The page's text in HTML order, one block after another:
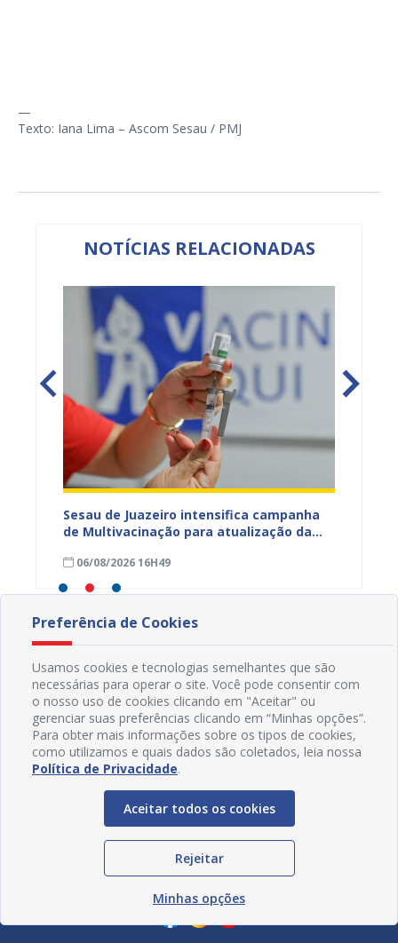
—
Texto: Iana Lima – Ascom Sesau / PMJ
NOTÍCIAS RELACIONADAS
Sesau de Juazeiro intensifica campanha
de Multivacinação para atualização da
06/08/2026 16H49
Redes Sociais
Preferência de Cookies
Usamos cookies e tecnologias semelhantes que são
necessárias para operar o site. Você pode consentir com
o nosso uso de cookies clicando em "Aceitar" ou
gerenciar suas preferências clicando em “Minhas opções”.
Para obter mais informações sobre os tipos de cookies,
como utilizamos e quais dados são coletados, leia nossa
Política de Privacidade.
Aceitar todos os cookies
Rejeitar
Minhas opções